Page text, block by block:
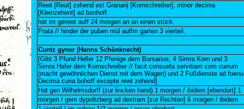
Rewt [Reut] zehend est Granarij [Kornschreiber], minor decima
[Kleinzehent] ad bonhoff.
hat im gerewt auff 24 morgen an an einen stück.
Prata // hinder der puben mül auffm garten 3 vierteil.
Cuntz gyner (Hanns Schönknecht)
[Gibt 3 Pfund Heller 12 Pfenige dem Bursarius, 4 Simra Korn und 3
Simra Hafer dem Kornschreiber // facit consueta servitiam com currum
(macht gewöhnlichen Dienst mit dem Wagen) und 2 Fußdienste ad foenu
Decima curia bohoff excepte rewt zehend]
Hat gen Wilhelmsdorff (zur lincken hand) 1 morgen / ibidem [ebendort] 1
morgen / gem dypoltzberg ad dextram [zur Rechten] 6 morgen / ibidem